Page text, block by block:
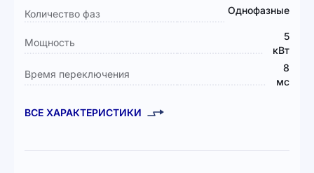
Количество фаз Однофазные
Мощность
5
кВт
Время переключения
8
мс
ВСЕ ХАРАКТЕРИСТИКИ